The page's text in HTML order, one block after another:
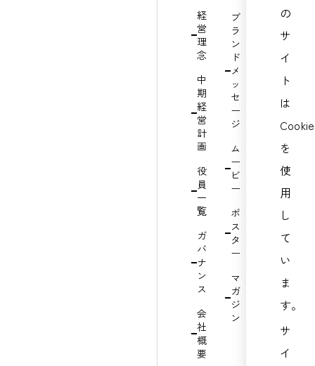
の
サ
イ
ト
は
Cookie
を
使
用
し
て
い
ま
す。
サ
イ
経
営
理
念
中
期
経
営
計
画
役
員
一
覧
ガ
バ
ナ
ン
ス
会
社
概
要
ブ
ラ
ン
ド
メ
ッ
セ
ー
ジ
ム
ー
ビ
ー
ポ
ス
タ
ー
マ
ガ
ジ
ン
務・
リ